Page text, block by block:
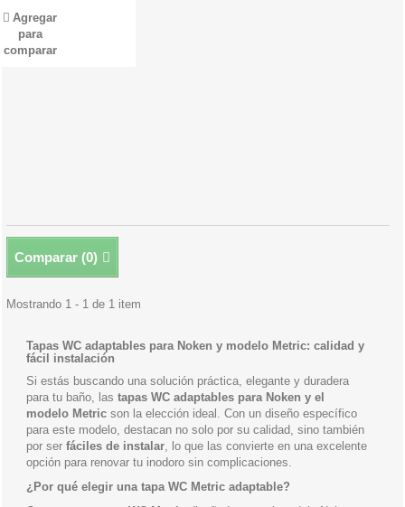
Agregar
para
comparar
Comparar (0)
Mostrando 1 - 1 de 1 item
Tapas WC adaptables para Noken y modelo Metric: calidad y
fácil instalación
Si estás buscando una solución práctica, elegante y duradera
para tu baño, las tapas WC adaptables para Noken y el
modelo Metric son la elección ideal. Con un diseño específico
para este modelo, destacan no solo por su calidad, sino también
por ser fáciles de instalar, lo que las convierte en una excelente
opción para renovar tu inodoro sin complicaciones.
¿Por qué elegir una tapa WC Metric adaptable?